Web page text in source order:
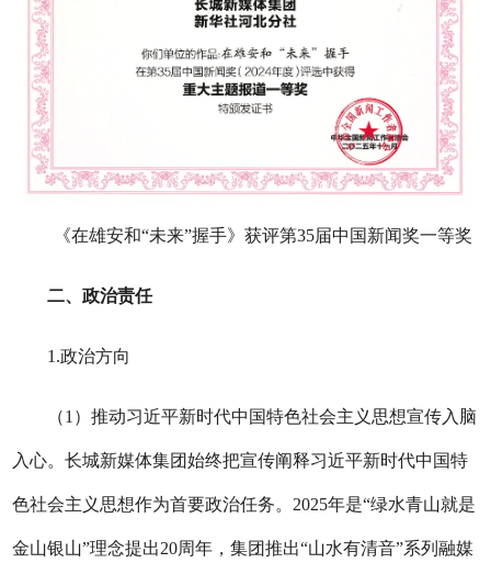
《在雄安和“未来”握手》获评第35届中国新闻奖一等奖
二、政治责任
1.政治方向
（1）推动习近平新时代中国特色社会主义思想宣传入脑
入心。长城新媒体集团始终把宣传阐释习近平新时代中国特
色社会主义思想作为首要政治任务。2025年是“绿水青山就是
金山银山”理念提出20周年，集团推出“山水有清音”系列融媒